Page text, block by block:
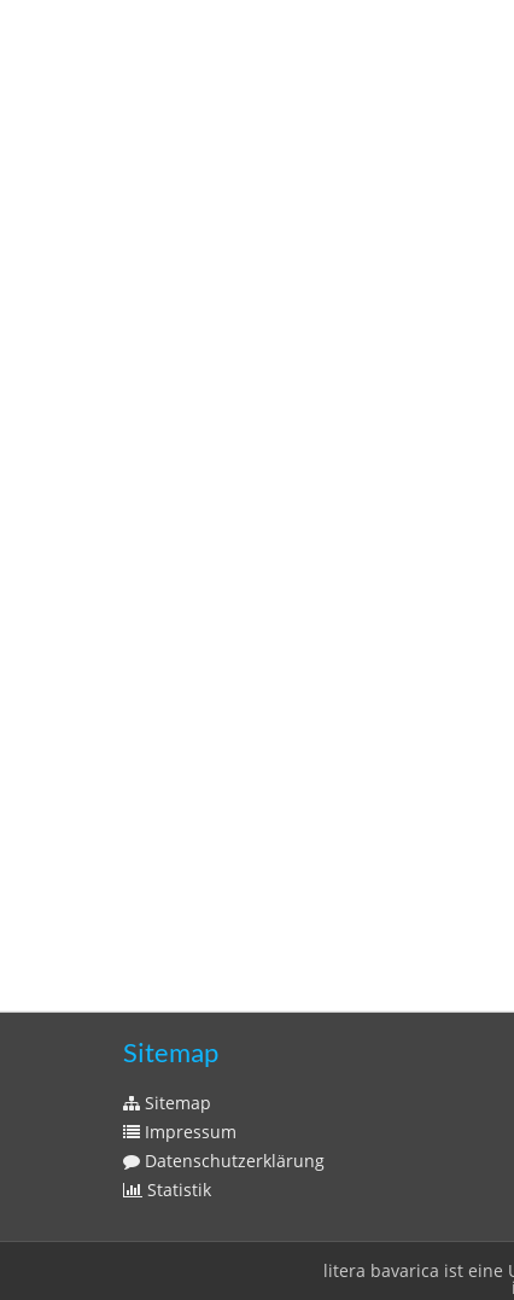
Sitemap
Sitemap
Impressum
Datenschutzerklärung
Statistik
litera bavarica ist eine